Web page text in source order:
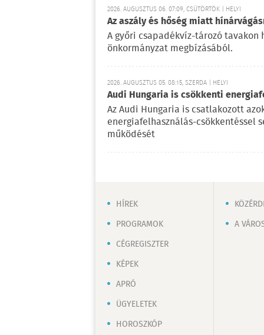
2026. AUGUSZTUS 06. 07:09, CSÜTÖRTÖK | HELYI
Az aszály és hőség miatt
A győri csapadékvíz-tározó tavakon
önkormányzat megbízásából.
2026. AUGUSZTUS 05. 08:15, SZERDA | HELYI
Audi Hungaria is csökkenti
Az Audi Hungaria is csatlakozott
energiafelhasználás-
működését
HÍREK
PROGRAMOK
CÉGREGISZTER
KÉPEK
APRÓ
ÜGYELETEK
HOROSZKÓP
A